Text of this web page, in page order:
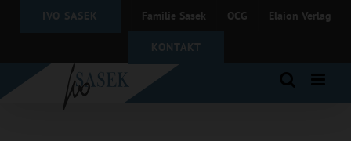
IVO SASEK Familie Sasek OCG Elaion Verlag
KONTAKT